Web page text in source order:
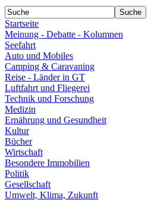
Startseite
Meinung - Debatte - Kolumnen
Seefahrt
Auto und Mobiles
Camping & Caravaning
Reise - Länder in GT
Luftfahrt und Fliegerei
Technik und Forschung
Medizin
Ernährung und Gesundheit
Kultur
Bücher
Wirtschaft
Besondere Immobilien
Politik
Gesellschaft
Umwelt, Klima, Zukunft